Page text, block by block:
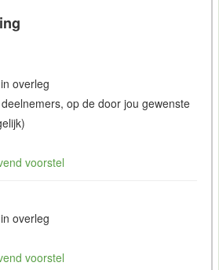
overleg
op de door jou gewenste
voorstel
overleg
voorstel